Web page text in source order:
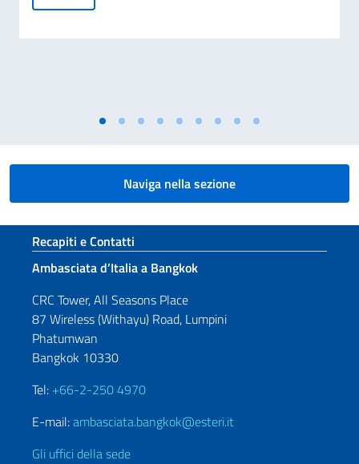
Naviga nella sezione
Sezione footer
Recapiti e Contatti
Ambasciata d’Italia a Bangkok
CRC Tower, All Seasons Place
87 Wireless (Withayu) Road, Lumpini
Phatumwan
Bangkok 10330
Tel: +66-2-250 4970
E-mail:ambasciata.bangkok@esteri.it
Gli uffici della sede